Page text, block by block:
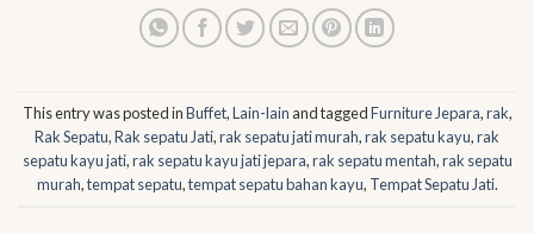
This entry was posted inBuffet,Lain-lain and taggedFurniture Jepara,rak,
Rak Sepatu,Rak sepatu Jati,rak sepatu jati murah,rak sepatu kayu,rak
sepatu kayu jati,rak sepatu kayu jati jepara,rak sepatu mentah,rak sepatu
murah,tempat sepatu,tempat sepatu bahan kayu, Tempat Sepatu Jati.